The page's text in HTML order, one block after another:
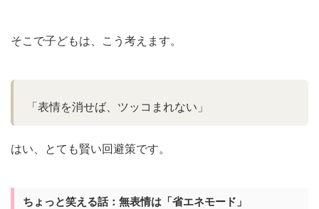
そこで子どもは、こう考えます。
「表情を消せば、ツッコまれない」
はい、とても賢い回避策です。
ちょっと笑える話：無表情は「省エネモード」